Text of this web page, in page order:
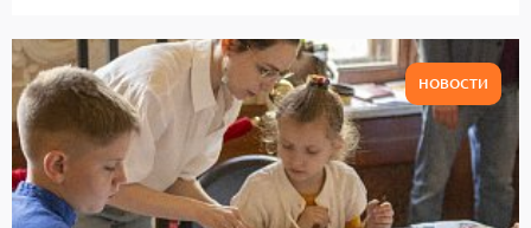
НОВОСТИ